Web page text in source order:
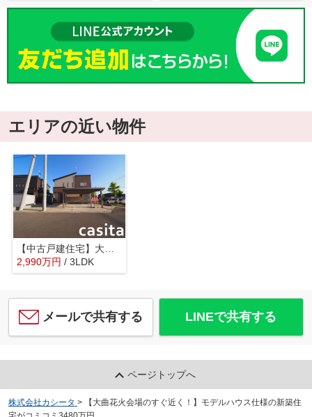
エリアの近い物件
【中古戸建住宅】大仙市大曲田町 令和4年新築 大曲小学校区の3LDK戸建住宅カーポート・物置あり
2,990万円 / 3LDK
メールで共有する LINEで共有する
ページトップへ
株式会社カシータ >
【大曲花火会場のすぐ近く！】モデルハウス仕様の新築住